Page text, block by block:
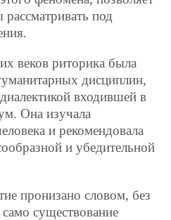
под
веков риторика была
дисциплин,
входившей в
Она изучала
и рекомендовала
и убедительной
пронизано словом, без
существование